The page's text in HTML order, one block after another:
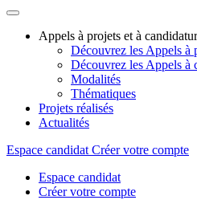
Appels à projets et à
Découvrez les Appels à
Découvrez les Appels à
Modalités
Thématiques
Projets réalisés
Actualités
Espace candidat Créer votre compte
Espace candidat
Créer votre compte